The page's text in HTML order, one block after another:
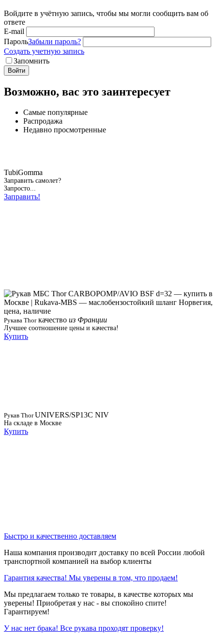
Войдите в учётную запись, чтобы мы могли сообщить вам об
ответе
E-mail
ПарольЗабыли пароль?
Создать учетную запись
Запомнить
Войти
Возможно, вас это заинтересует
Самые популярные
Распродажа
Недавно просмотренные
TubiGomma
Заправить самолет?
Запросто...
Заправить!
Рукава Thorкачество из Франции
Лучшее соотношение цены и качества!
Купить
Рукав ThorUNIVERS/SP13C NIV
На складе в Москве
Купить
Быстро и качественно доставляем
Наша компания производит доставку по всей России любой
транспортной компанией на выбор клиенты
Гарантия качества! Мы уверены в том, что продаем!
Мы предлагаем только те товары, в качестве которых мы
уверены! Приобретая у нас - вы спокойно спите!
Гарантируем!
У нас нет брака! Все рукава проходят проверку!